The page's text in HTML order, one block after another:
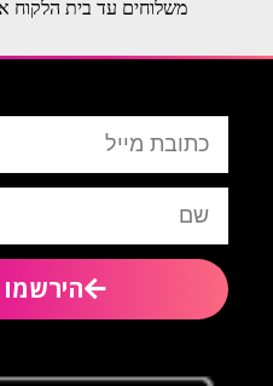
משלוחים עד בית הלקוח
הירשמו